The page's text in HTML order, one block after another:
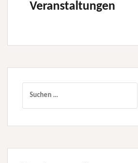
Veranstaltungen